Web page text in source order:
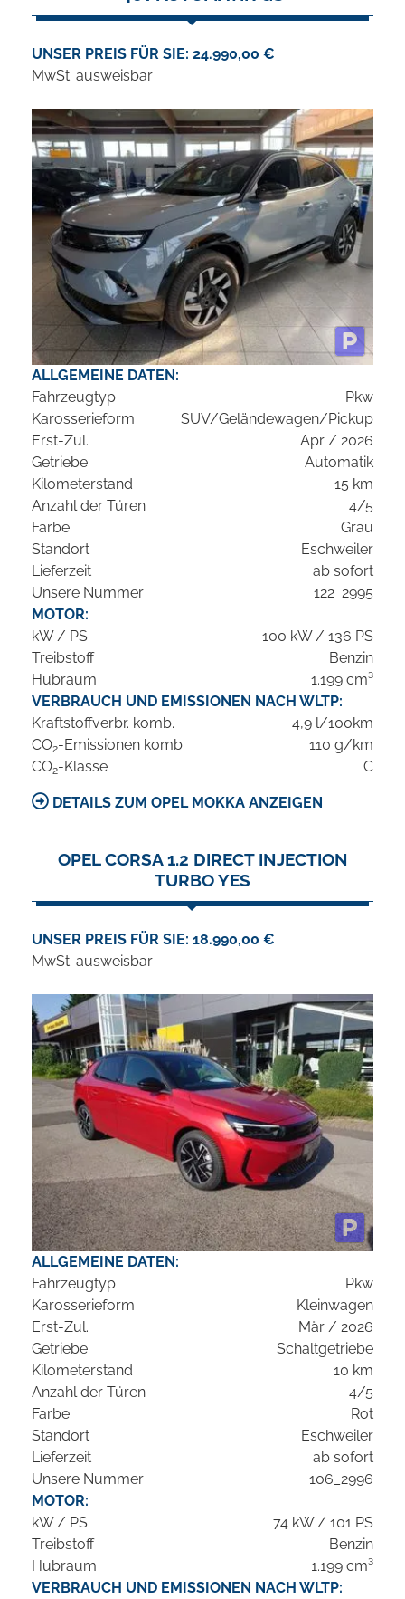
UNSER PREIS FÜR SIE: 24.990,00 €
MwSt. ausweisbar
ALLGEMEINE DATEN:
Fahrzeugtyp
Pkw
Karosserieform
SUV/Geländewagen/Pickup
Erst-Zul.
Apr / 2026
Getriebe
Automatik
Kilometerstand
15 km
Anzahl der Türen
4/5
Farbe
Grau
Standort
Eschweiler
Lieferzeit
ab sofort
Unsere Nummer
122_2995
MOTOR:
kW / PS
100 kW / 136 PS
Treibstoff
Benzin
Hubraum
1.199 cm³
VERBRAUCH UND EMISSIONEN NACH WLTP:
Kraftstoffverbr. komb.
4,9 l/100km
CO2-Emissionen komb.
110 g/km
CO2-Klasse C
DETAILS ZUM OPEL MOKKA ANZEIGEN
OPEL CORSA 1.2 DIRECT INJECTION
TURBO YES
UNSER PREIS FÜR SIE: 18.990,00 €
MwSt. ausweisbar
ALLGEMEINE DATEN:
Fahrzeugtyp
Pkw
Karosserieform
Kleinwagen
Erst-Zul.
Mär / 2026
Getriebe
Schaltgetriebe
Kilometerstand
10 km
Anzahl der Türen
4/5
Farbe
Rot
Standort
Eschweiler
Lieferzeit
ab sofort
Unsere Nummer
106_2996
MOTOR:
kW / PS
74 kW / 101 PS
Treibstoff
Benzin
Hubraum
1.199 cm³
VERBRAUCH UND EMISSIONEN NACH WLTP: